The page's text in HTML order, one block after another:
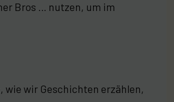
Bros … nutzen, um im
wie wir Geschichten erzählen,